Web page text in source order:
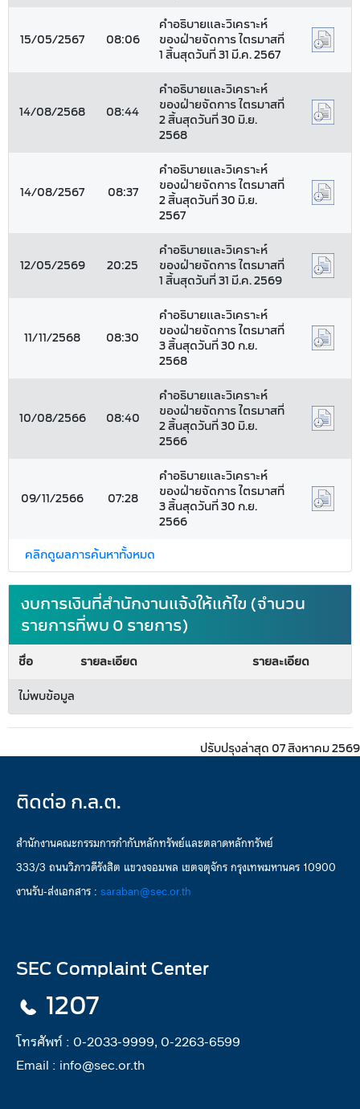
15/05/2567 08:06
คำอธิบายและวิเคราะห์
ของฝ่ายจัดการ ไตรมาสที่
1 สิ้นสุดวันที่ 31 มี.ค. 2567
14/08/2568 08:44
คำอธิบายและวิเคราะห์
ของฝ่ายจัดการ ไตรมาสที่
2 สิ้นสุดวันที่ 30 มิ.ย.
2568
14/08/2567 08:37
คำอธิบายและวิเคราะห์
ของฝ่ายจัดการ ไตรมาสที่
2 สิ้นสุดวันที่ 30 มิ.ย.
2567
12/05/2569 20:25
คำอธิบายและวิเคราะห์
ของฝ่ายจัดการ ไตรมาสที่
1 สิ้นสุดวันที่ 31 มี.ค. 2569
11/11/2568 08:30
คำอธิบายและวิเคราะห์
ของฝ่ายจัดการ ไตรมาสที่
3 สิ้นสุดวันที่ 30 ก.ย.
2568
10/08/2566 08:40
คำอธิบายและวิเคราะห์
ของฝ่ายจัดการ ไตรมาสที่
2 สิ้นสุดวันที่ 30 มิ.ย.
2566
09/11/2566 07:28
คำอธิบายและวิเคราะห์
ของฝ่ายจัดการ ไตรมาสที่
3 สิ้นสุดวันที่ 30 ก.ย.
2566
คลิกดูผลการค้นหาทั้งหมด
งบการเงินที่สำนักงานแจ้งให้แก้ไข (จำนวน
รายการที่พบ 0 รายการ)
ชื่อ รายละเอียด
รายละเอียด
ไม่พบข้อมูล
ปรับปรุงล่าสุด 07 สิงหาคม 2569
ติดต่อ ก.ล.ต.
สำนักงานคณะกรรมการกำกับหลักทรัพย์และตลาดหลักทรัพย์
333/3 ถนนวิภาวดีรังสิต แขวงจอมพล เขตจตุจักร กรุงเทพมหานคร 10900
งานรับ-ส่งเอกสาร : saraban@sec.or.th
SEC Complaint Center
1207
โทรศัพท์ : 0-2033-9999, 0-2263-6599
Email : info@sec.or.th